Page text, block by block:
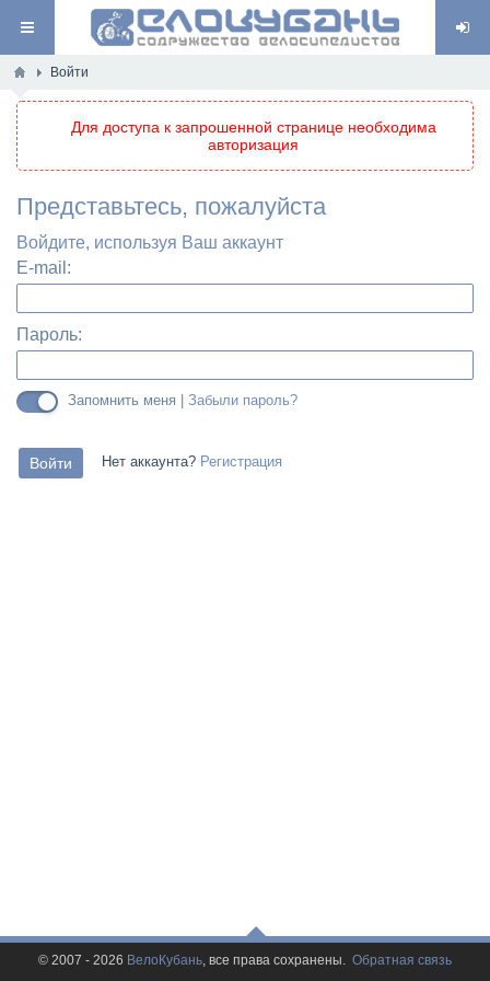
Войти
Для доступа к запрошенной странице необходима
авторизация
Представьтесь, пожалуйста
Войдите, используя Ваш аккаунт
E-mail:
Пароль:
Запомнить меня | Забыли пароль?
Нет аккаунта? Регистрация
© 2007 - 2026 ВелоКубань, все права сохранены. Обратная связь